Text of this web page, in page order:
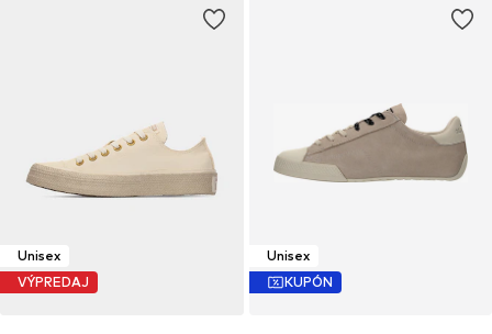
Unisex
VÝPREDAJ
Unisex
KUPÓN